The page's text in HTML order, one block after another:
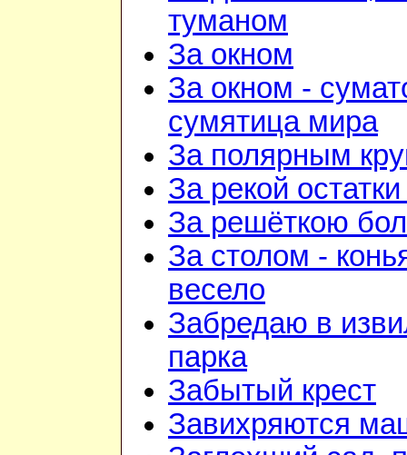
туманом
За окном
За окном -
сумятица мира
За полярным
За рекой
За решёткою
За столом -
весело
Забредаю в
парка
Забытый крест
Завихряются